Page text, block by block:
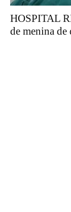
HOSPITAL
de menina de